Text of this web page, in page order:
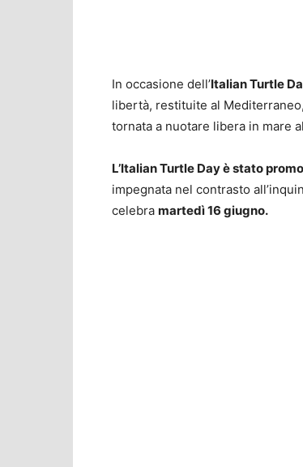
In occasione dell’Italian Turtle
libertà, restituite al
tornata a nuotare libera in mare
L’Italian Turtle Day è stato
impegnata nel contrasto
celebra martedì 16 giugno.